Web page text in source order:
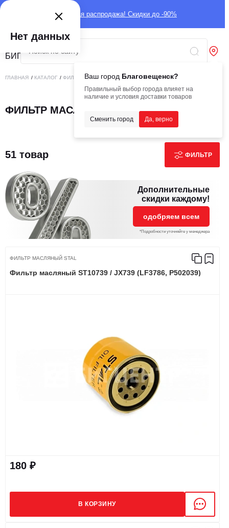
Глобальная распродажа! Скидки до -90%
Ваш город Благовещенск?
Правильный выбор города влияет на
наличие и условия доставки товаров
Сменить город Да, верно
ГЛАВНАЯ / КАТАЛОГ / ФИЛЬТРЫ /ФИЛЬТРЫ STAL /ФИЛЬТР МАСЛЯНЫЙ STAL
ФИЛЬТР МАСЛЯНЫЙ STAL
51 товар ФИЛЬТР
Дополнительные
скидки каждому!
одобряем всем
*Подробности уточняйте у менеджера
ФИЛЬТР МАСЛЯНЫЙ STAL
Фильтр масляный ST10739 / JX739 (LF3786, P502039)
180 ₽
В КОРЗИНУ
Нет данных